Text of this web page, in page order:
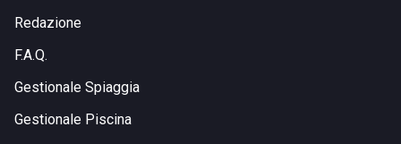
Redazione
F.A.Q.
Gestionale Spiaggia
Gestionale Piscina